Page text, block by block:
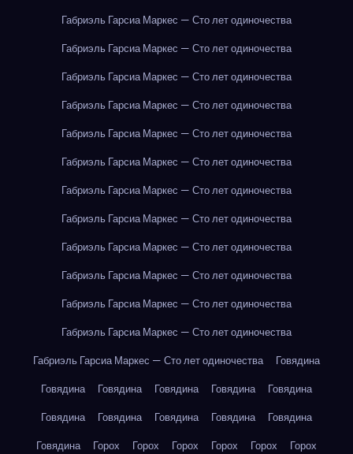
Габриэль Гарсиа Маркес — Сто лет одиночества
Габриэль Гарсиа Маркес — Сто лет одиночества
Габриэль Гарсиа Маркес — Сто лет одиночества
Габриэль Гарсиа Маркес — Сто лет одиночества
Габриэль Гарсиа Маркес — Сто лет одиночества
Габриэль Гарсиа Маркес — Сто лет одиночества
Габриэль Гарсиа Маркес — Сто лет одиночества
Габриэль Гарсиа Маркес — Сто лет одиночества
Габриэль Гарсиа Маркес — Сто лет одиночества
Габриэль Гарсиа Маркес — Сто лет одиночества
Габриэль Гарсиа Маркес — Сто лет одиночества
Габриэль Гарсиа Маркес — Сто лет одиночества
Габриэль Гарсиа Маркес — Сто лет одиночества
Говядина
Говядина
Говядина Говядина Говядина
Говядина
Говядина
Говядина Говядина Говядина
Говядина
Говядина
Горох Горох Горох Горох Горох
Горох